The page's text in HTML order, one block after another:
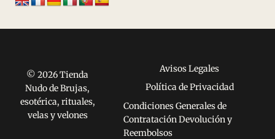
© 2026 Tienda
Nudo de Brujas,
esotérica, rituales,
velas y velones
Avisos Legales
Política de Privacidad
Condiciones Generales de
Contratación Devolución y
Reembolsos